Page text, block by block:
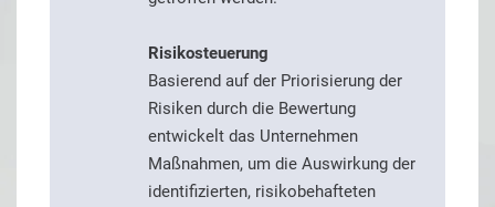
Risikosteuerung
Basierend auf der Priorisierung der
Risiken durch die Bewertung
entwickelt das Unternehmen
Maßnahmen, um die Auswirkung der
identifizierten, risikobehafteten